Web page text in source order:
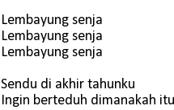
Lembayung senja
Lembayung senja
Lembayung senja
Sendu di akhir tahunku
Ingin berteduh dimanakah itu